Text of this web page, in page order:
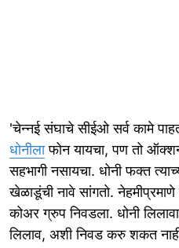
'चेन्नई संघाचे सीईओ सर्व कामे
धोनीलाफोन यायचा, पण तो
सहभागी नसायचा. धोनी फक्त
खेळाडूंची नावे सांगतो.
कोअर ग्रुप निवडला. धोनी
लिलाव, अशी निवड करु शकत